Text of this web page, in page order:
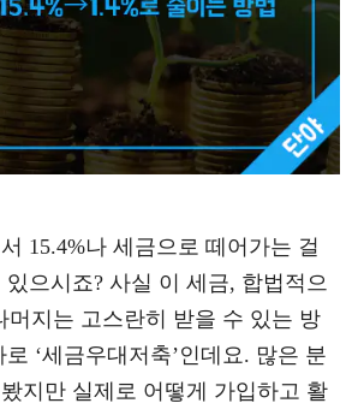
15.4%나 세금으로 떼어가는 걸
으시죠? 사실 이 세금, 합법적으
머지는 고스란히 받을 수 있는 방
‘세금우대저축’인데요. 많은 분
지만 실제로 어떻게 가입하고 활